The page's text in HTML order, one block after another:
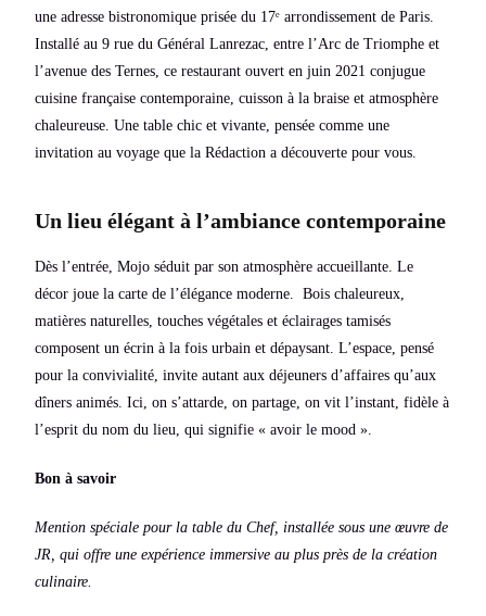
une adresse bistronomique prisée du 17ᵉ arrondissement de Paris.
Installé au 9 rue du Général Lanrezac, entre l’Arc de Triomphe et
l’avenue des Ternes, ce restaurant ouvert en juin 2021 conjugue
cuisine française contemporaine, cuisson à la braise et atmosphère
chaleureuse. Une table chic et vivante, pensée comme une
invitation au voyage que la Rédaction a découverte pour vous.
Un lieu élégant à l’ambiance contemporaine
Dès l’entrée, Mojo séduit par son atmosphère accueillante. Le
décor joue la carte de l’élégance moderne. Bois chaleureux,
matières naturelles, touches végétales et éclairages tamisés
composent un écrin à la fois urbain et dépaysant. L’espace, pensé
pour la convivialité, invite autant aux déjeuners d’affaires qu’aux
dîners animés. Ici, on s’attarde, on partage, on vit l’instant, fidèle à
l’esprit du nom du lieu, qui signifie « avoir le mood ».
Bon à savoir
Mention spéciale pour la table du Chef, installée sous une œuvre de
JR, qui offre une expérience immersive au plus près de la création
culinaire.